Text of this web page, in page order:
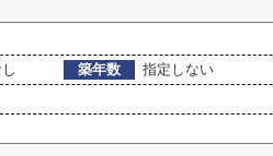
築年数
指定しない